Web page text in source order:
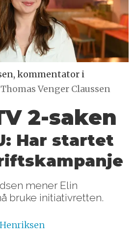
kommentator i
Venger Claussen
2-saken
Har startet
mener Elin
bruke initiativretten.
Henriksen